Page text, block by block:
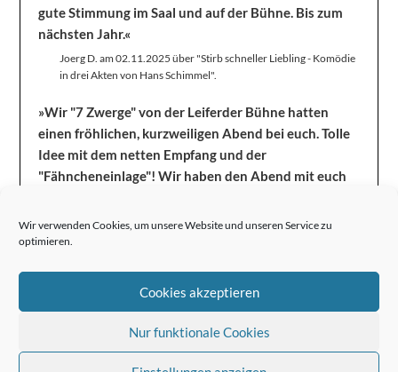
Wir verwenden Cookies, um unsere Website und unseren Service zu
optimieren.
Cookies akzeptieren
Nur funktionale Cookies
gute Stimmung im Saal und auf der Bühne. Bis zum
nächsten Jahr.«
Joerg D. am 02.11.2025 über "Stirb schneller Liebling - Komödie
in drei Akten von Hans Schimmel".
»Wir "7 Zwerge" von der Leiferder Bühne hatten
einen fröhlichen, kurzweiligen Abend bei euch. Tolle
Idee mit dem netten Empfang und der
"Fähncheneinlage"! Wir haben den Abend mit euch
Heike I. am 04.11.2025 über "Stirb schneller Liebling - Komödie
in drei Akten von Hans Schimmel".